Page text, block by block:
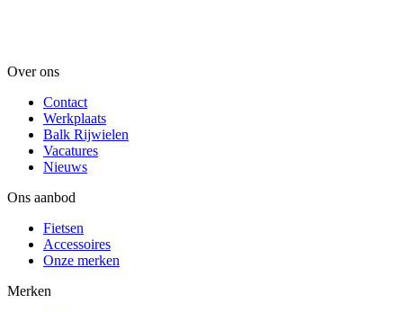
Over ons
Contact
Werkplaats
Balk Rijwielen
Vacatures
Nieuws
Ons aanbod
Fietsen
Accessoires
Onze merken
Merken